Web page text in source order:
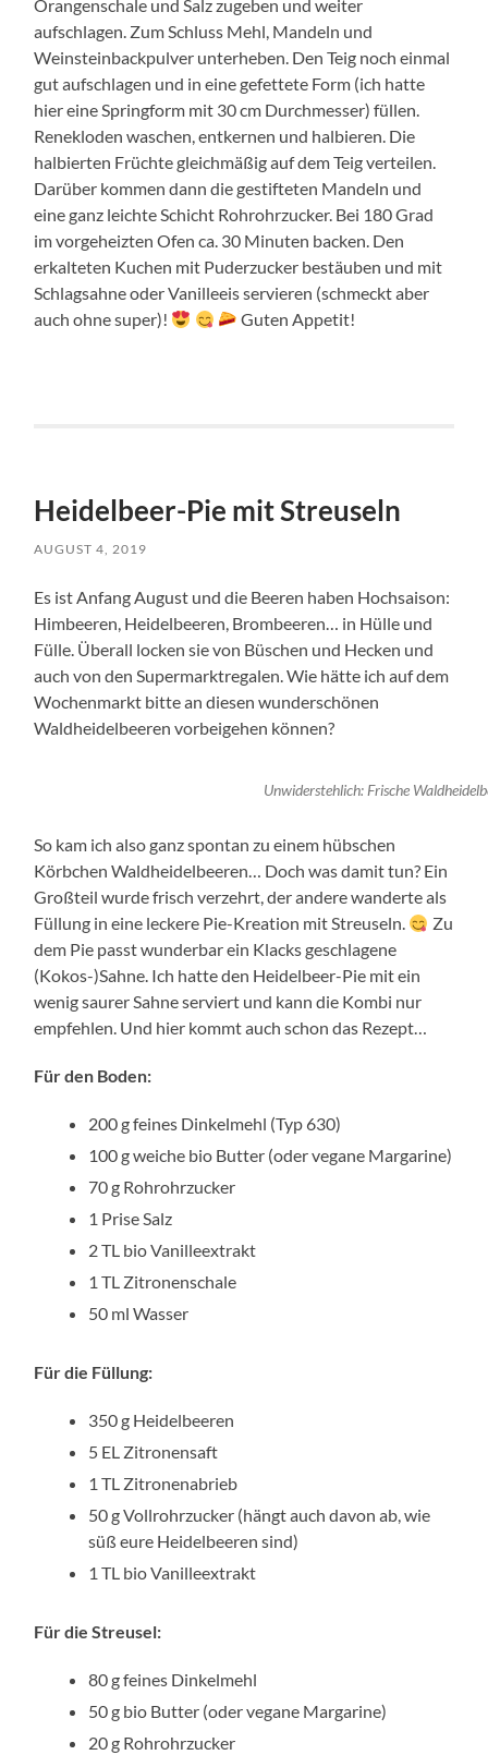
Orangenschale und Salz zugeben und weiter
aufschlagen. Zum Schluss Mehl, Mandeln und
Weinsteinbackpulver unterheben. Den Teig noch einmal
gut aufschlagen und in eine gefettete Form (ich hatte
hier eine Springform mit 30 cm Durchmesser) füllen.
Renekloden waschen, entkernen und halbieren. Die
halbierten Früchte gleichmäßig auf dem Teig verteilen.
Darüber kommen dann die gestifteten Mandeln und
eine ganz leichte Schicht Rohrohrzucker. Bei 180 Grad
im vorgeheizten Ofen ca. 30 Minuten backen. Den
erkalteten Kuchen mit Puderzucker bestäuben und mit
Schlagsahne oder Vanilleeis servieren (schmeckt aber
auch ohne super)!
Guten Appetit!
Heidelbeer-Pie mit Streuseln
AUGUST 4, 2019
Es ist Anfang August und die Beeren haben Hochsaison:
Himbeeren, Heidelbeeren, Brombeeren… in Hülle und
Fülle. Überall locken sie von Büschen und Hecken und
auch von den Supermarktregalen. Wie hätte ich auf dem
Wochenmarkt bitte an diesen wunderschönen
Waldheidelbeeren vorbeigehen können?
Unwiderstehlich: Frische
So kam ich also ganz spontan zu einem hübschen
Körbchen Waldheidelbeeren… Doch was damit tun? Ein
Großteil wurde frisch verzehrt, der andere wanderte als
Füllung in eine leckere Pie-Kreation mit Streuseln.
Zu
dem Pie passt wunderbar ein Klacks geschlagene
(Kokos-)Sahne. Ich hatte den Heidelbeer-Pie mit ein
wenig saurer Sahne serviert und kann die Kombi nur
empfehlen. Und hier kommt auch schon das Rezept…
Für den Boden:
200 g feines Dinkelmehl (Typ 630)
100 g weiche bio Butter (oder vegane Margarine)
70 g Rohrohrzucker
1 Prise Salz
2 TL bio Vanilleextrakt
1 TL Zitronenschale
50 ml Wasser
Für die Füllung:
350 g Heidelbeeren
5 EL Zitronensaft
1 TL Zitronenabrieb
50 g Vollrohrzucker (hängt auch davon ab, wie
süß eure Heidelbeeren sind)
1 TL bio Vanilleextrakt
Für die Streusel:
80 g feines Dinkelmehl
50 g bio Butter (oder vegane Margarine)
20 g Rohrohrzucker